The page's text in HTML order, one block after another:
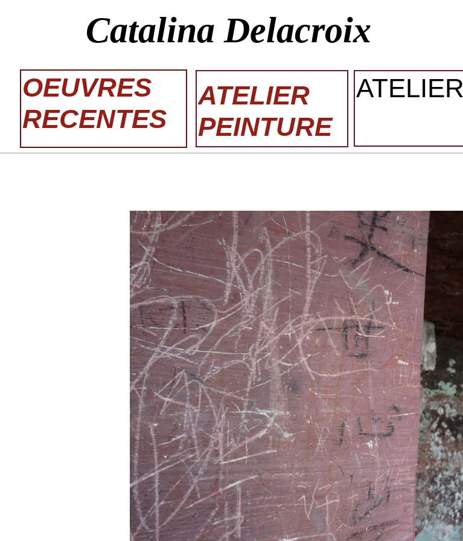
ATELIER
PEINTURE
OEUVRES
RECENTES
ATELIER
Catalina Delacroix